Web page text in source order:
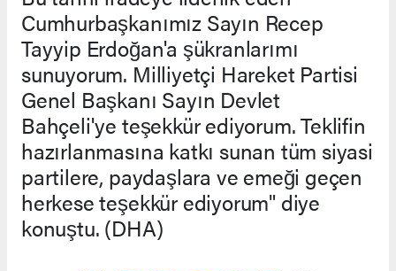
Cumhurbaşkanımız Sayın Recep
Tayyip Erdoğan'a şükranlarımı
sunuyorum. Milliyetçi Hareket Partisi
Genel Başkanı Sayın Devlet
Bahçeli'ye teşekkür ediyorum. Teklifin
hazırlanmasına katkı sunan tüm siyasi
partilere, paydaşlara ve emeği geçen
herkese teşekkür ediyorum" diye
konuştu. (DHA)